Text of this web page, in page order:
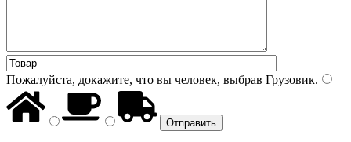
Пожалуйста, докажите, что вы человек, выбрав Грузовик.